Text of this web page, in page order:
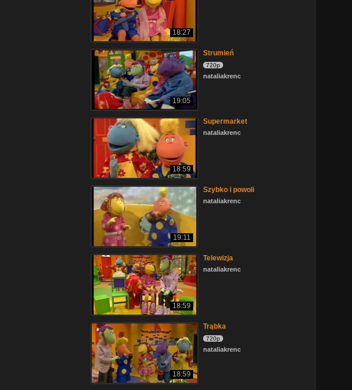
18:27
19:05
Strumień
720p
nataliakrenc
18:59
Supermarket
nataliakrenc
19:11
Szybko i powoli
nataliakrenc
18:59
Telewizja
nataliakrenc
18:59
Trąbka
720p
nataliakrenc